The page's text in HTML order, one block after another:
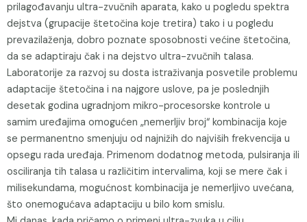
prilagođavanju ultra-zvučnih aparata, kako u pogledu spektra
dejstva (grupacije štetočina koje tretira) tako i u pogledu
prevazilaženja, dobro poznate sposobnosti većine štetočina,
da se adaptiraju čak i na dejstvo ultra-zvučnih talasa.
Laboratorije za razvoj su dosta istraživanja posvetile problemu
adaptacije štetočina i na najgore uslove, pa je poslednjih
desetak godina ugradnjom mikro-procesorske kontrole u
samim uređajima omogućen „nemerljiv broj“ kombinacija koje
se permanentno smenjuju od najnižih do najviših frekvencija u
opsegu rada uređaja. Primenom dodatnog metoda, pulsiranja ili
osciliranja tih talasa u različitim intervalima, koji se mere čak i
milisekundama, mogućnost kombinacija je nemerljivo uvećana,
što onemogućava adaptaciju u bilo kom smislu.